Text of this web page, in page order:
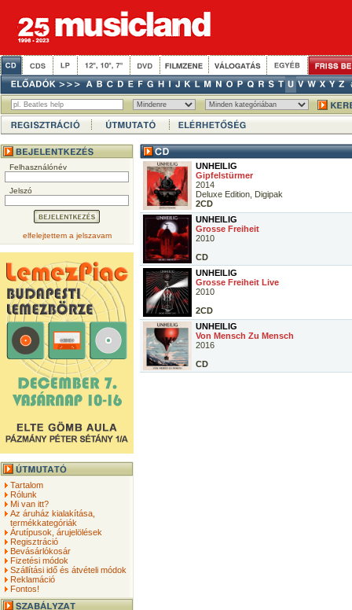
Felhasználónév
Jelszó
elfelejtettem a jelszavam
Tartalom
Rólunk
Mi van itt?
Az áruház kialakítása,
termékkategóriák
Árutípusok, árujelölések
Regisztráció
Bevásárlókosár
Fizetési módok
Szállítási idő és átvételi módok
Reklamáció
Fontos!
UNHEILIG
Gipfelstürmer
2014
Deluxe Edition, Digipak
2CD
UNHEILIG
Grosse Freiheit
2010
CD
UNHEILIG
Grosse Freiheit Live
2010
2CD
UNHEILIG
Von Mensch Zu Mensch
2016
CD